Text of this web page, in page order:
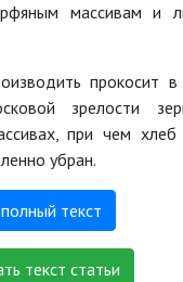
массивам и
прокосит
зрелости
при чем
убран.
текст
текст статьи